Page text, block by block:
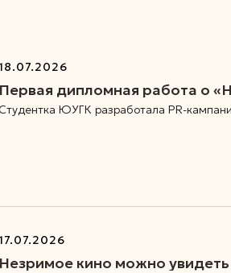
Первая дипломная работа о
Студентка ЮУГК разработала PR-
Незримое кино можно